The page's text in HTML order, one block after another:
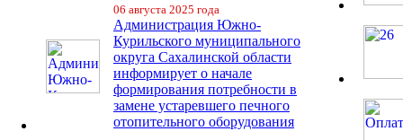
06 августа 2025 года
Администрация Южно-
Курильского муниципального
округа Сахалинской области
информирует о начале
формирования потребности в
замене устаревшего печного
отопительного оборудования